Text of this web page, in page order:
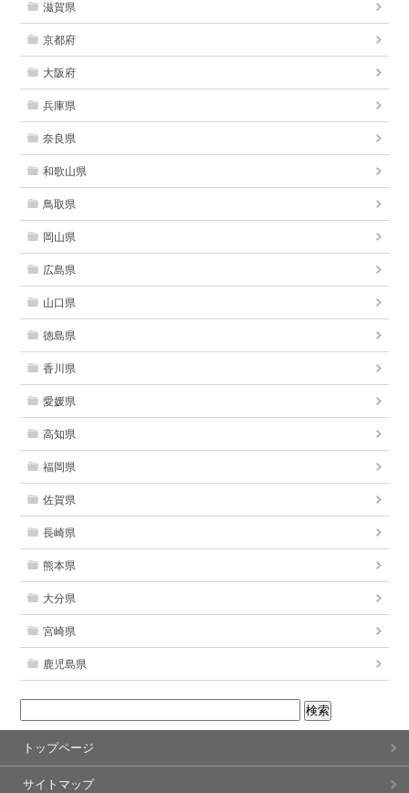
滋賀県
京都府
大阪府
兵庫県
奈良県
和歌山県
鳥取県
岡山県
広島県
山口県
徳島県
香川県
愛媛県
高知県
福岡県
佐賀県
長崎県
熊本県
大分県
宮崎県
鹿児島県
トップページ
サイトマップ